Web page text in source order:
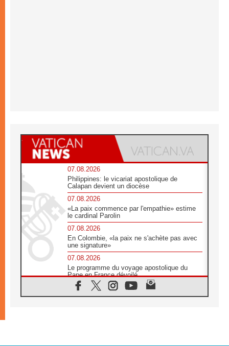
07.08.2026
Philippines: le vicariat apostolique de
Calapan devient un diocèse
07.08.2026
«La paix commence par l'empathie» estime
le cardinal Parolin
07.08.2026
En Colombie, «la paix ne s'achète pas avec
une signature»
07.08.2026
Le programme du voyage apostolique du
Pape en France dévoilé
07.08.2026
1ère Conférence continentale sur l'éducation